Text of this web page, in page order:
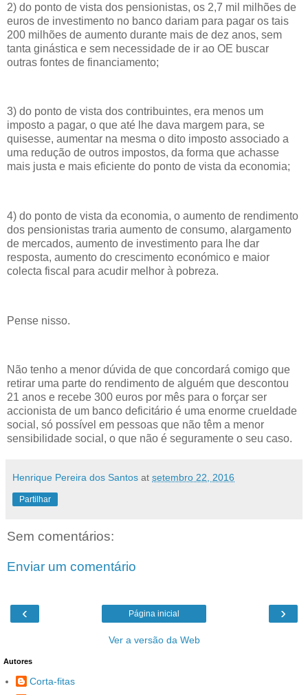
2) do ponto de vista dos pensionistas, os 2,7 mil milhões de
euros de investimento no banco dariam para pagar os tais
200 milhões de aumento durante mais de dez anos, sem
tanta ginástica e sem necessidade de ir ao OE buscar
outras fontes de financiamento;
3) do ponto de vista dos contribuintes, era menos um
imposto a pagar, o que até lhe dava margem para, se
quisesse, aumentar na mesma o dito imposto associado a
uma redução de outros impostos, da forma que achasse
mais justa e mais eficiente do ponto de vista da economia;
4) do ponto de vista da economia, o aumento de rendimento
dos pensionistas traria aumento de consumo, alargamento
de mercados, aumento de investimento para lhe dar
resposta, aumento do crescimento económico e maior
colecta fiscal para acudir melhor à pobreza.
Pense nisso.
Não tenho a menor dúvida de que concordará comigo que
retirar uma parte do rendimento de alguém que descontou
21 anos e recebe 300 euros por mês para o forçar ser
accionista de um banco deficitário é uma enorme crueldade
social, só possível em pessoas que não têm a menor
sensibilidade social, o que não é seguramente o seu caso.
Henrique Pereira dos Santos at setembro 22, 2016
Partilhar
Sem comentários:
Enviar um comentário
‹ ›
Página inicial
Ver a versão da Web
Autores
Corta-fitas